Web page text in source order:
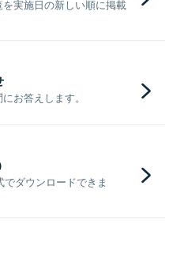
実施日の新しい順に掲載
お答えします。
ダウンロードできま